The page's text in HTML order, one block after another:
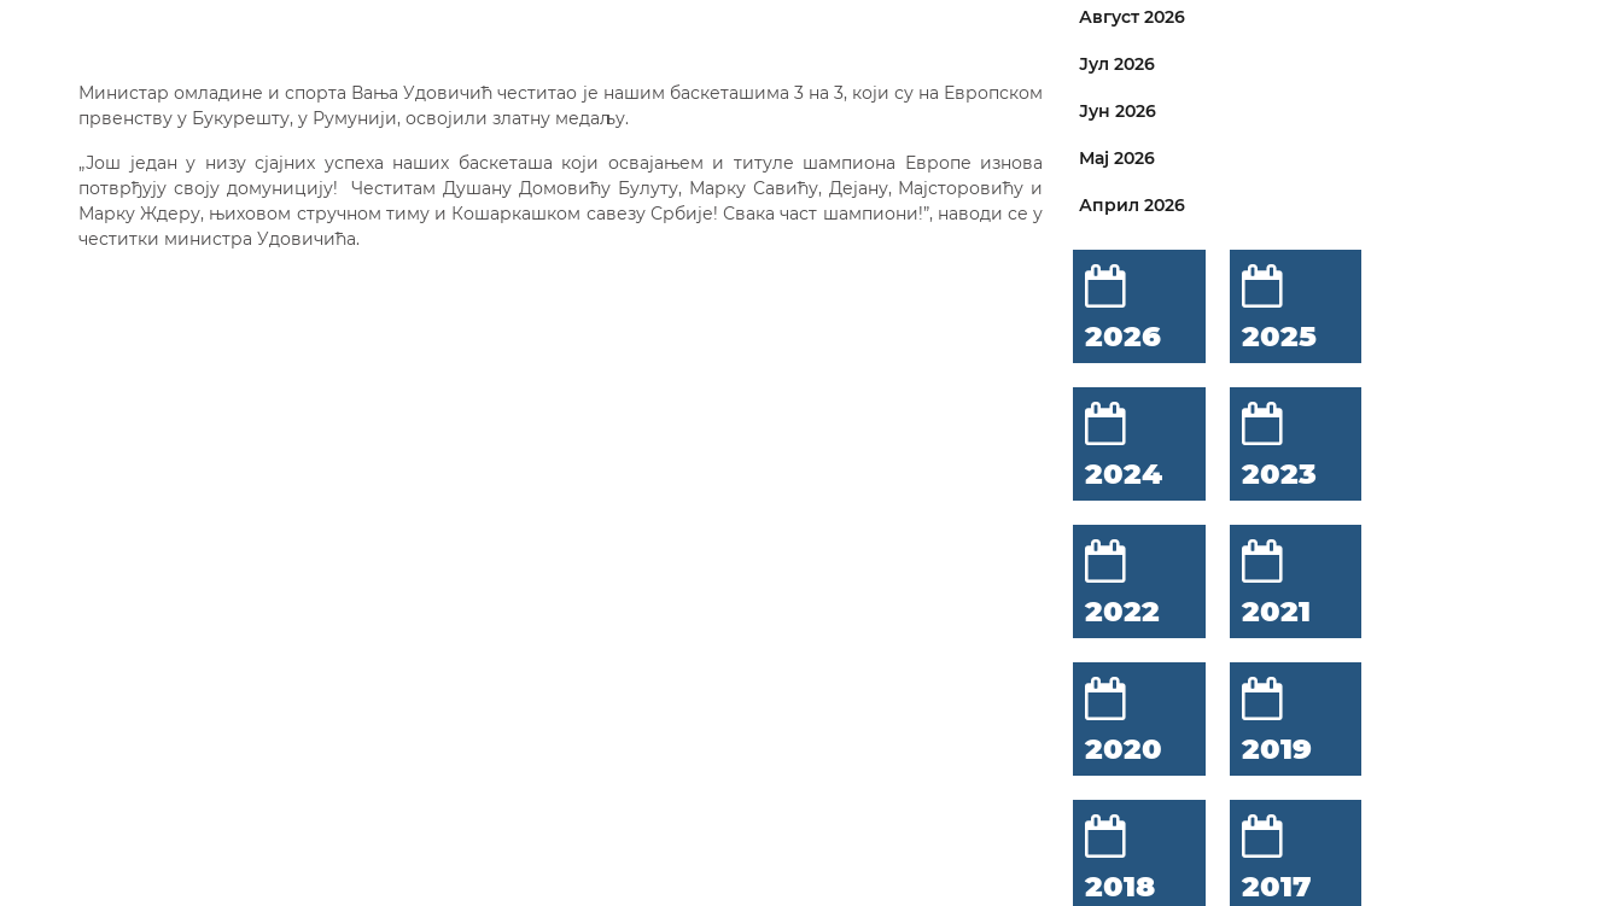
Министар омладине и спорта Вања Удовичић честитао је нашим баскеташима 3 на 3, који су на Европском
првенству у Букурешту, у Румунији, освојили златну медаљу.
„Још један у низу сјајних успеха наших баскеташа који освајањем и титуле шампиона Европе изнова
потврђују своју домуницију! Честитам Душану Домовићу Булуту, Марку Савићу, Дејану, Мајсторовићу и
Марку Ждеру, њиховом стручном тиму и Кошаркашком савезу Србије! Свака част шампиони!”, наводи се у
честитки министра Удовичића.
Август 2026
Јул 2026
Јун 2026
Мај 2026
Април 2026
2026 2025
2024 2023
2022 2021
2020 2019
2018 2017